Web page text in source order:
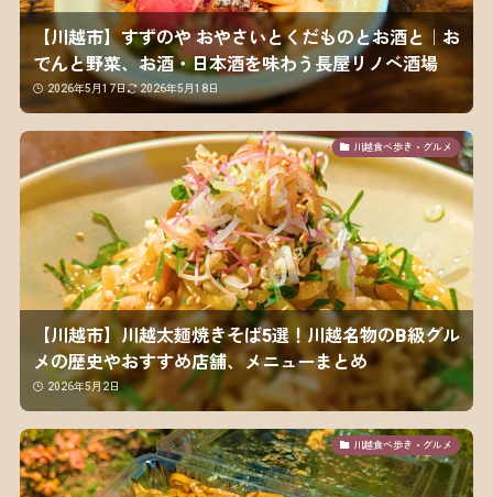
【川越市】すずのや おやさいとくだものとお酒と｜お
でんと野菜、お酒・日本酒を味わう長屋リノベ酒場
2026年5月17日 2026年5月18日
川越食べ歩き・グルメ
【川越市】川越太麺焼きそば5選！川越名物のB級グル
メの歴史やおすすめ店舗、メニューまとめ
2026年5月2日
川越食べ歩き・グルメ